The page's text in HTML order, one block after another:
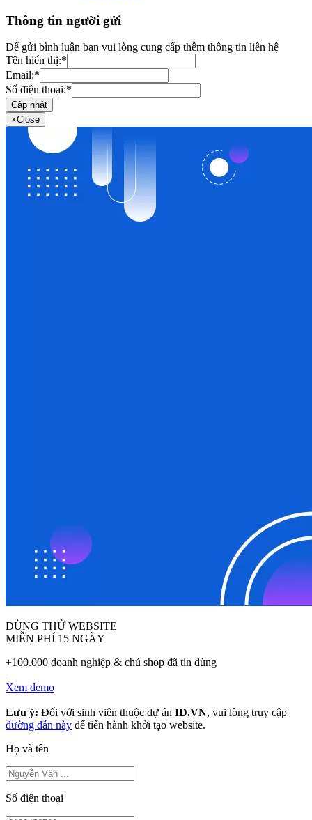
Thông tin người gửi
Để gửi bình luận bạn vui lòng cung cấp thêm thông tin liên hệ
Tên hiển thị:*
Email:*
Số điện thoại:*
Cập nhật
×Close
DÙNG THỬ WEBSITE
MIỄN PHÍ 15 NGÀY
+100.000 doanh nghiệp & chủ shop đã tin dùng
Xem demo
Lưu ý: Đối với sinh viên thuộc dự án ID.VN, vui lòng truy cập
đường dẫn này để tiến hành khởi tạo website.
Họ và tên
Số điện thoại